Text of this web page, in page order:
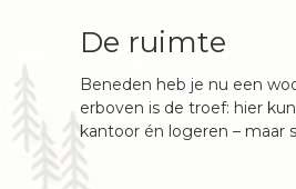
De ruimte
Beneden heb je nu een
erboven is de troef: hier
kantoor én logeren – maar